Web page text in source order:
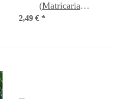
(Matricaria
chamomilla) Bio
2,49 € *